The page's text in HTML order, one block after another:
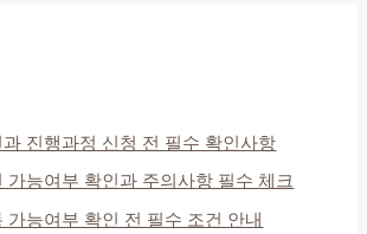
진행과정 신청 전 필수 확인사항
가능여부 확인과 주의사항 필수 체크
가능여부 확인 전 필수 조건 안내